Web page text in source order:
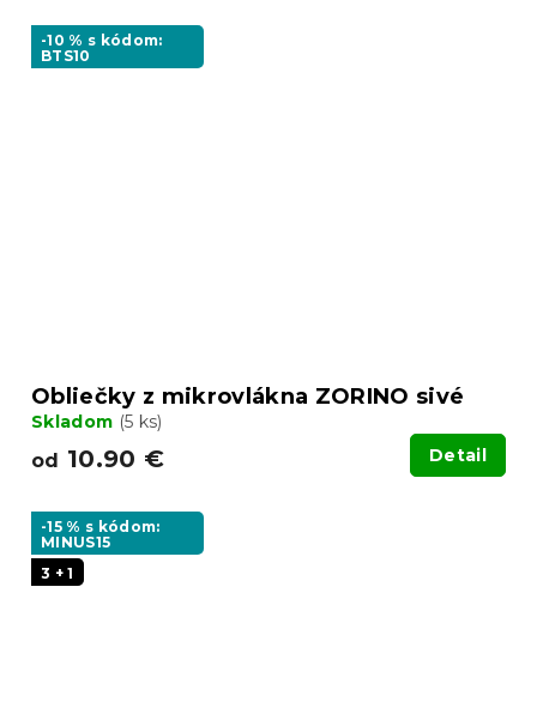
-10 % s kódom:
BTS10
Obliečky z mikrovlákna ZORINO sivé
Skladom (5 ks)
od 10.90 € Detail
-15 % s kódom:
MINUS15
3 + 1